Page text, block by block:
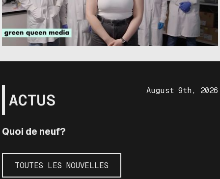
ACTUS
Quoi de neuf?
TOUTES LES NOUVELLES
August 9th, 2026